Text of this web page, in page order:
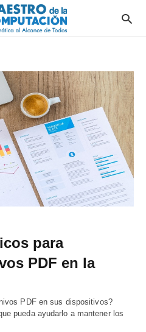
para
PDF en la
PDF en sus dispositivos?
pueda ayudarlo a mantener los